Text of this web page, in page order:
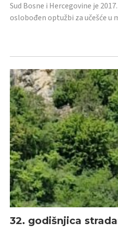
Sud Bosne i Hercegovine je
oslobođen optužbi za učešće u
32. godišnjica